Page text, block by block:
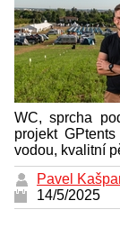
WC, sprcha
projekt
vodou, kvalitní
Pavel
14/5/2025